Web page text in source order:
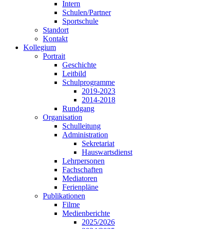
Intern
Schulen/Partner
Sportschule
Standort
Kontakt
Kollegium
Portrait
Geschichte
Leitbild
Schulprogramme
2019-2023
2014-2018
Rundgang
Organisation
Schulleitung
Administration
Sekretariat
Hauswartsdienst
Lehrpersonen
Fachschaften
Mediatoren
Ferienpläne
Publikationen
Filme
Medienberichte
2025/2026